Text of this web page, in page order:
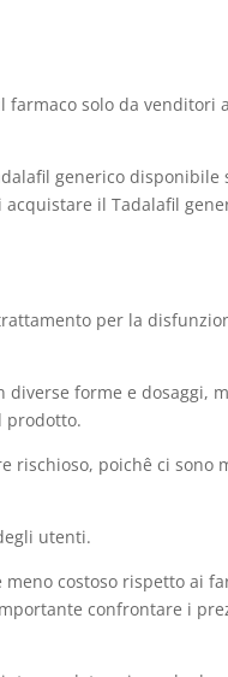
solo da venditori
generico disponibile
il Tadalafil
per la
forme e dosaggi,
prodotto.
rischioso, poichê ci sono
utenti.
meno costoso rispetto ai
confrontare i